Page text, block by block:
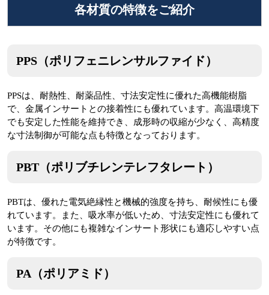
各材質の特徴をご紹介
PPS（ポリフェニレンサルファイド）
PPSは、耐熱性、耐薬品性、寸法安定性に優れた高機能樹脂
で、金属インサートとの接着性にも優れています。高温環境下
でも安定した性能を維持でき、成形時の収縮が少なく、高精度
な寸法制御が可能な点も特徴となっております。
PBT（ポリブチレンテレフタレート）
PBTは、優れた電気絶縁性と機械的強度を持ち、耐候性にも優
れています。また、吸水率が低いため、寸法安定性にも優れて
います。その他にも複雑なインサート形状にも適応しやすい点
が特徴です。
PA（ポリアミド）